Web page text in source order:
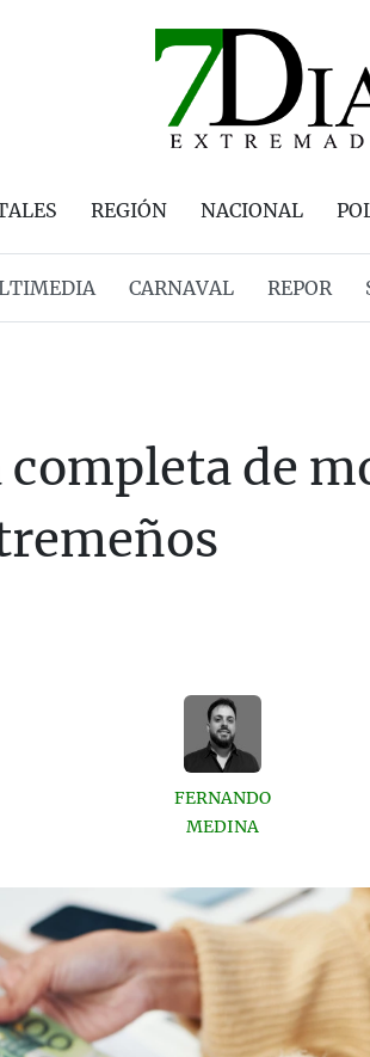
REGIÓN NACIONAL
CARNAVAL REPOR
de
FERNANDO
MEDINA